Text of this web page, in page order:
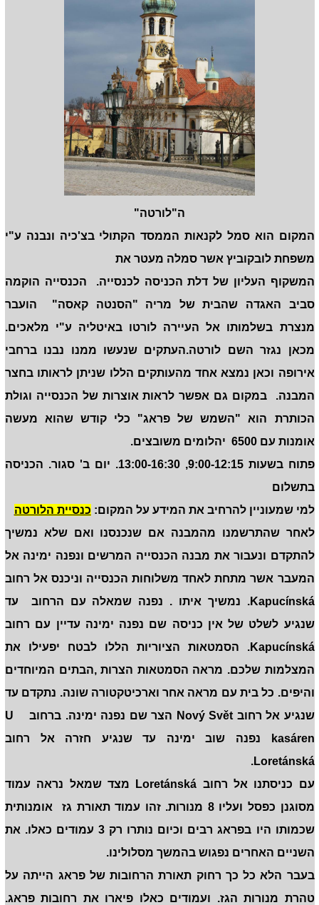
ה"לורטה"
המקום הוא סמל לקנאות הממסד הקתולי בצ'כיה ונבנה ע"י
משפחת לובקוביץ אשר סמלה מעטר את
המשקוף העליון של דלת הכניסה לכנסייה. הכנסייה הוקמה
סביב האגדה שהבית של מריה "הסנטה קאסה" הועבר
מנצרת בשלמותו אל העיירה לורטו באיטליה ע"י מלאכים.
מכאן נגזר השם לורטה.העתקים שנעשו ממנו נבנו ברחבי
אירופה וכאן נמצא אחד מהעותקים הללו שניתן לראותו בחצר
המבנה. במקום גם אפשר לראות אוצרות של הכנסייה וגולת
הכותרת הוא "השמש של פראג" כלי קודש שהוא מעשה
אומנות עם 6500 יהלומים משובצים.
פתוח בשעות 9:00-12:15, 13:00-16:30. יום ב' סגור. הכניסה
בתשלום
למי שמעוניין להרחיב את המידע על המקום: כנסיית הלורטה
לאחר שהתרשמנו מהמבנה אם שנכנסנו ואם שלא נמשיך
להתקדם ונעבור את מבנה הכנסייה המרשים ונפנה ימינה אל
המעבר אשר מתחת לאחד משלוחות הכנסייה וניכנס אל רחוב
Kapucínská. נמשיך איתו . נפנה שמאלה עם הרחוב עד
שנגיע לשלט של אין כניסה שם נפנה ימינה עדיין עם רחוב
Kapucínská. הסמטאות הציוריות הללו לבטח יפעילו את
המצלמות שלכם. מראה הסמטאות הצרות ,הבתים המיוחדים
והיפים. כל בית עם מראה אחר וארכיטקטורה שונה. נתקדם עד
שנגיע אל רחוב Nový Svět הצר שם נפנה ימינה. ברחוב U
kasáren‬‏ נפנה שוב ימינה עד שנגיע חזרה אל רחוב
Loretánská‬‏.
עם כניסתנו אל רחוב Loretánská‬‏ מצד שמאל נראה עמוד
מסוגנן כפסל ועליו 8 מנורות. זהו עמוד תאורת גז אומנותית
שכמותו היו בפראג רבים וכיום נותרו רק 3 עמודים כאלו. את
השניים האחרים נפגוש בהמשך מסלולינו.
בעבר הלא כל כך רחוק תאורת הרחובות של פראג הייתה על
טהרת מנורות הגז. ועמודים כאלו פיארו את רחובות פראג.